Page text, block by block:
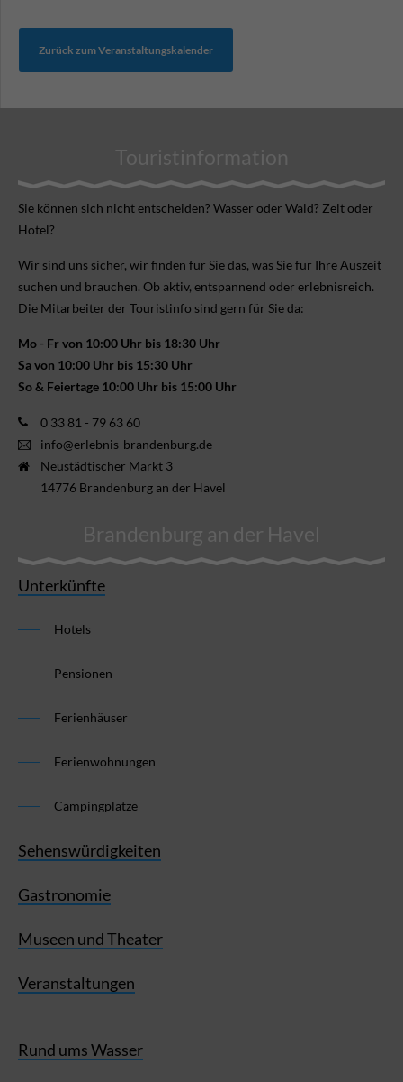
Zurück zum Veranstaltungskalender
Touristinformation
Sie können sich nicht ent­scheiden? Wasser oder Wald? Zelt oder
Hotel?
Wir sind uns sicher, wir finden für Sie das, was Sie für Ihre Aus­zeit
suchen und brauchen. Ob aktiv, ent­spannend oder erlebnis­reich.
Die Mitarbeiter der Touristinfo sind gern für Sie da:
Mo - Fr von 10:00 Uhr bis 18:30 Uhr
Sa von 10:00 Uhr bis 15:30 Uhr
So & Feiertage 10:00 Uhr bis 15:00 Uhr
0 33 81 - 79 63 60
info@erlebnis-brandenburg.de
Neustädtischer Markt 3
14776 Brandenburg an der Havel
Brandenburg an der Havel
Unterkünfte
Hotels
Pensionen
Ferienhäuser
Ferienwohnungen
Campingplätze
Sehenswürdigkeiten
Gastronomie
Museen und Theater
Veranstaltungen
Rund ums Wasser